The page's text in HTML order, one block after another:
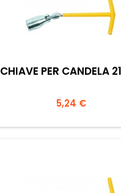
CHIAVE PER CANDELA
Prezzo
5,24 €